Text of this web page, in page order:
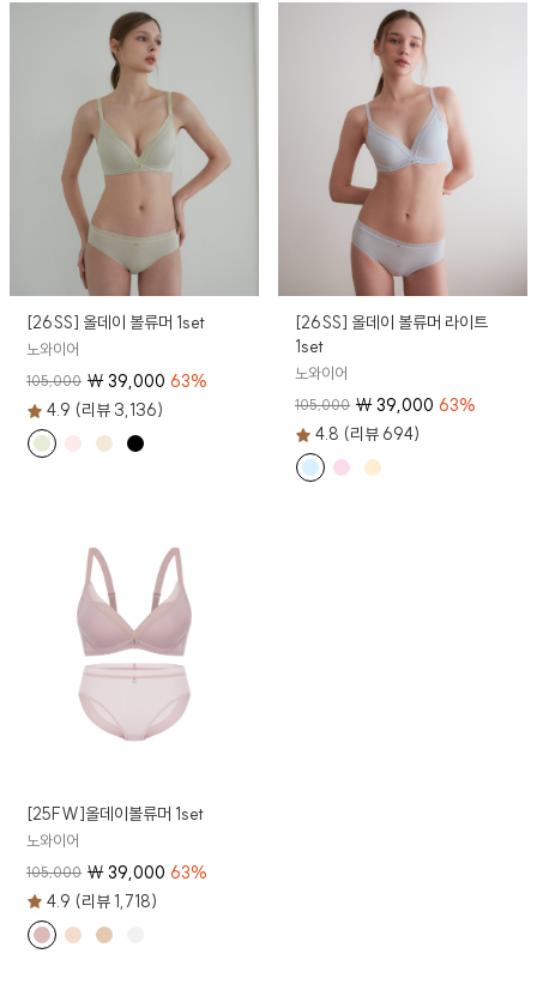
[26SS] 올데이 볼류머 1set
노와이어
105,000 ₩39,000 63%
4.9 (리뷰 3,136)
[26SS] 올데이 볼류머 라이트
1set
노와이어
105,000 ₩39,000 63%
4.8 (리뷰 694)
[25FW]올데이볼류머 1set
노와이어
105,000 ₩39,000 63%
4.9 (리뷰 1,718)